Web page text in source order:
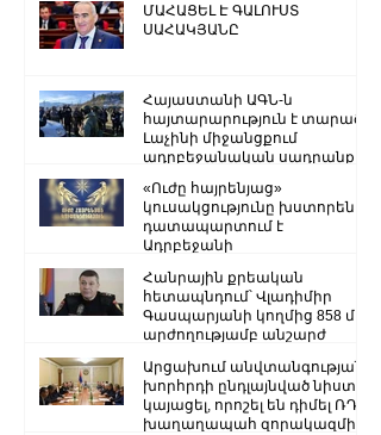
ՄԱՀԱՑԵԼ Է ԳԱԼՈՒՍՏ
ՍԱՀԱԿՅԱՆԸ
Հայաստանի ԱԳՆ-ն
հայտարարություն է տարածել
Լաչինի միջանցքում
ադրբեջանական սադրանքի
«Ուժը հայրենյաց»
կուսակցությունը խստորեն
դատապարտում է
Ադրբեջանի
ղեկավարության.
Հանրային քրեական
հետապնդում՝ Վլադիմիր
Գասպարյանի կողմից 858 մլն
արժողությամբ անշարժ
Արցախում անվտանգության
խորհրդի ընդլայնված նիստ է
կայացել, որոշել են դիմել ՌԴ
խաղաղապահ զորակազմի ...